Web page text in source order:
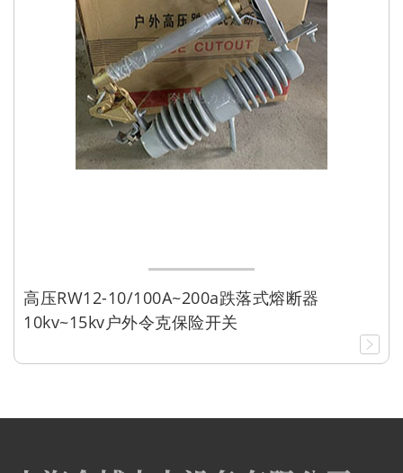
高压RW12-10/100A~200a跌落式熔断器
10kv~15kv户外令克保险开关